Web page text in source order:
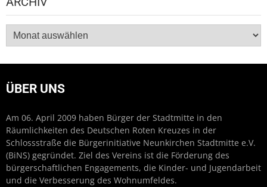
Archiv
ÜBER UNS
Am 06. April 2009 haben Bürger der Stadtmitte in den
Räumlichkeiten des Deutschen Roten Kreuzes in der
Schlossstraße die Bürgerinitiative Neunkirchen Stadtmitte e.V.
(BiNS) gegründet. Ziel des Vereins ist die Förderung des
bürgerschaftlichen Engagements, die Kinder- und Jugendarbeit
und die Verbesserung des Wohnumfeldes.